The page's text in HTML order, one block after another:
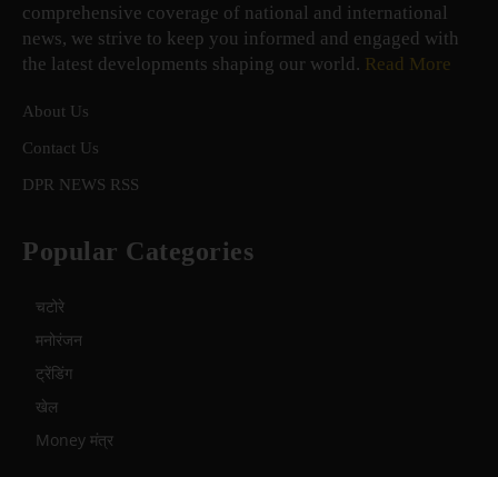
comprehensive coverage of national and international
news, we strive to keep you informed and engaged with
the latest developments shaping our world. Read More
About Us
Contact Us
DPR NEWS RSS
Popular Categories
चटोरे
मनोरंजन
ट्रेंडिंग
खेल
Money मंत्र